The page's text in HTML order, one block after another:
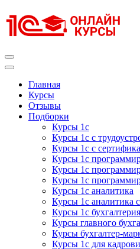
к
содержимому
Главная
Курсы
Отзывы
Подборки
Курсы 1с
Курсы 1с с
Курсы 1с с
Курсы 1с
Курсы 1с
Курсы 1с
Курсы 1с аналитика
Курсы 1с аналитика
Курсы 1с
Курсы главного
Курсы бухгалтер-
Курсы 1с для